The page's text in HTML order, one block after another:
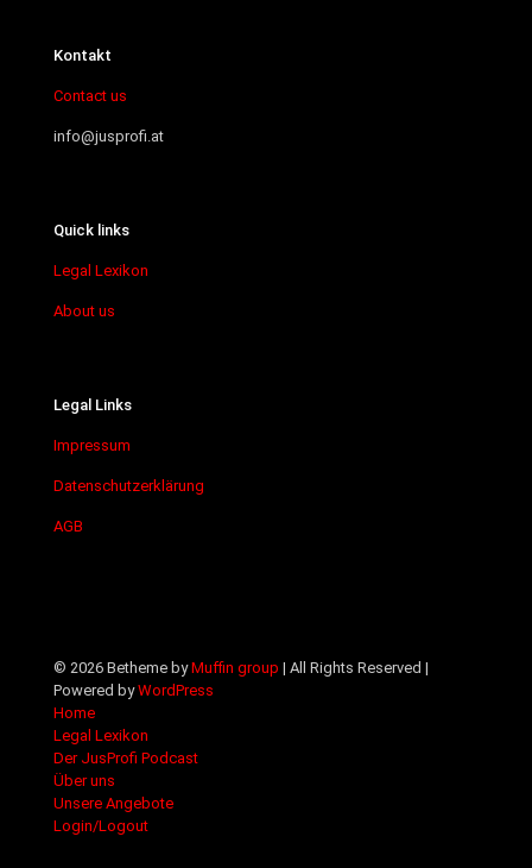
Kontakt
Contact us
info@jusprofi.at
Quick links
Legal Lexikon
About us
Legal Links
Impressum
Datenschutzerklärung
AGB
© 2026 Betheme byMuffin group | All Rights Reserved |
Powered byWordPress
Home
Legal Lexikon
Der JusProfi Podcast
Über uns
Unsere Angebote
Login/Logout